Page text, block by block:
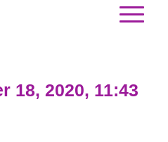
18, 2020, 11:43